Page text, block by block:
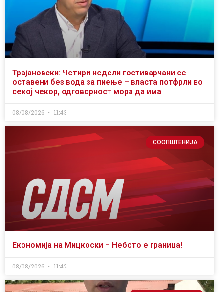
Трајановски: Четири недели гостиварчани се
оставени без вода за пиење – власта потфрли во
секој чекор, одговорност мора да има
08/08/2026 11:43
СООПШТЕНИЈА
Економија на Мицкоски – Небото е граница!
08/08/2026 11:42